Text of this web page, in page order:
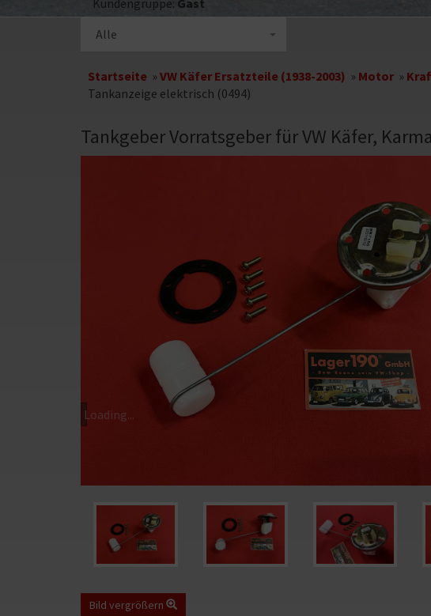
Kundengruppe: Gast
Alle
Startseite » VW Käfer Ersatzteile (1938-2003) » Motor »
Tankanzeige elektrisch (0494)
Tankgeber Vorratsgeber für VW Käfer,
Loading...
Bild vergrößern